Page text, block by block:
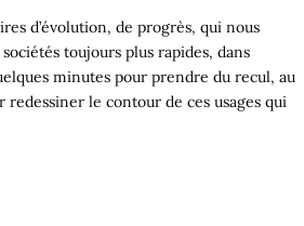
d’évolution, de progrès, qui nous
toujours plus rapides, dans
minutes pour prendre du recul, au
le contour de ces usages qui